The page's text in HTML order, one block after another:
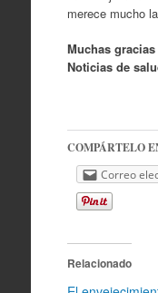
merece mucho
Muchas gracias
Noticias de
COMPÁRTELO
Correo
Relacionado